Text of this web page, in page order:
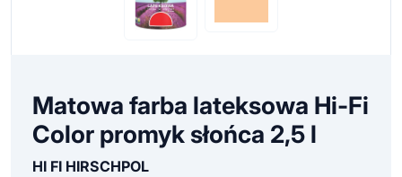
Matowa farba lateksowa Hi-Fi
Color promyk słońca 2,5 l
HI FI HIRSCHPOL